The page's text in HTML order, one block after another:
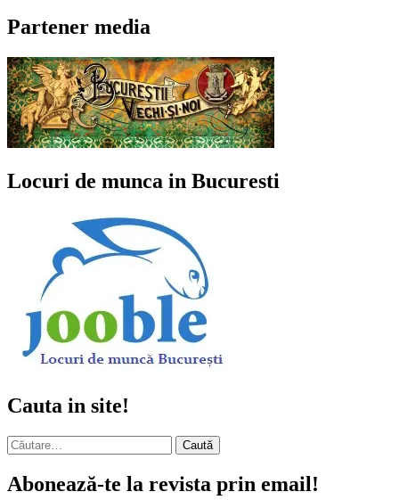
Partener media
Locuri de munca in Bucuresti
Cauta in site!
Caută
după:
Abonează-te la revista prin email!